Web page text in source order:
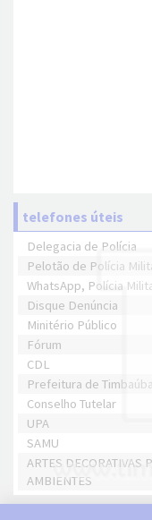
telefones úteis
Delegacia de Polícia
Pelotão de Polícia
WhatsApp, Polícia
Disque Denúncia
Minitério Público
Fórum
CDL
Prefeitura de Timbaúba
Conselho Tutelar
UPA
SAMU
ARTES DECORATIVAS
AMBIENTES